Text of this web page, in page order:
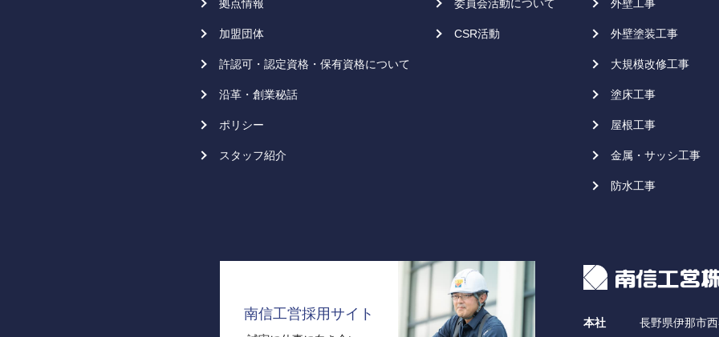
拠点情報
加盟団体
許認可・認定資格・保有資格について
沿革・創業秘話
ポリシー
スタッフ紹介
委員会活動について
CSR活動
外壁工事
外壁塗装工事
大規模改修工事
塗床工事
屋根工事
金属・サッシ工事
防水工事
南信工営採用サイト
本社 長野県伊那市